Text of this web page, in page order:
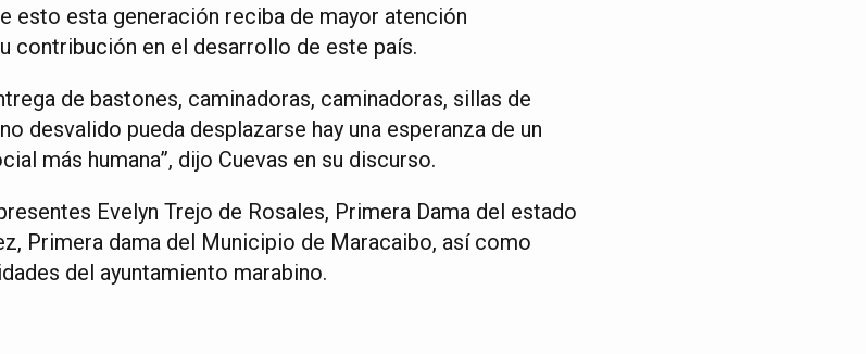
esto esta generación reciba de mayor atención
contribución en el desarrollo de este país.
de bastones, caminadoras, caminadoras, sillas de
desvalido pueda desplazarse hay una esperanza de un
más humana”, dijo Cuevas en su discurso.
Evelyn Trejo de Rosales, Primera Dama del estado
Primera dama del Municipio de Maracaibo, así como
del ayuntamiento marabino.